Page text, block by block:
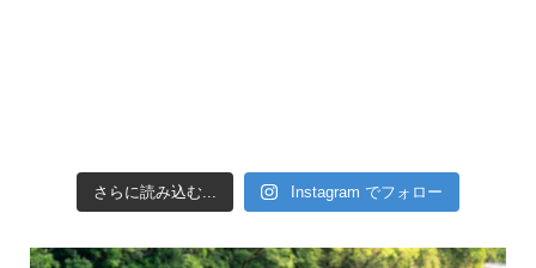
さらに読み込む... Instagram でフォロー